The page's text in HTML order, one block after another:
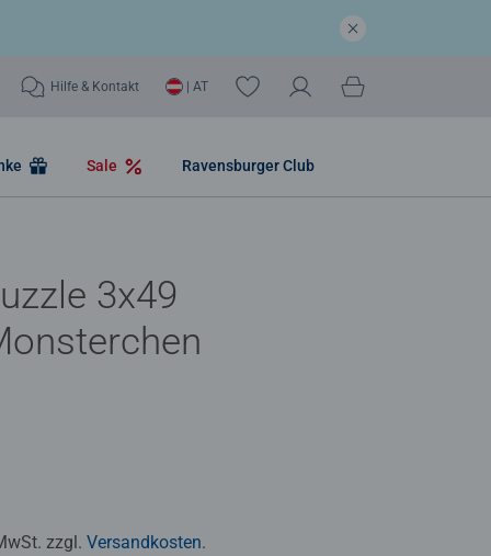
Hilfe & Kontakt | AT
Sale Ravensburger Club
3x49
zzgl. Versandkosten.